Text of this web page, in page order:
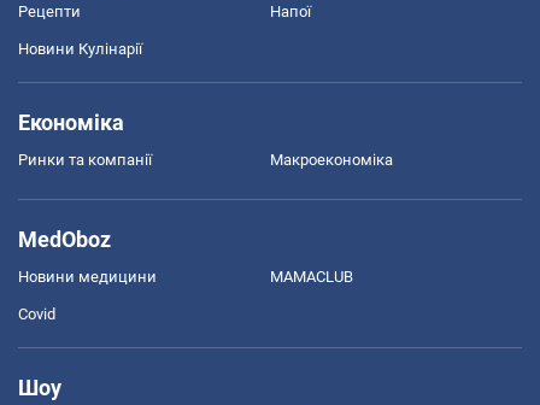
Рецепти Напої
Новини Кулінарії
Економіка
Ринки та компанії Макроекономіка
MedOboz
Новини медицини MAMACLUB
Covid
Шоу